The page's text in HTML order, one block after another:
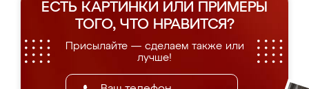
ЕСТЬ КАРТИНКИ ИЛИ ПРИМЕРЫ
ТОГО, ЧТО НРАВИТСЯ?
Присылайте — сделаем также или
лучше!